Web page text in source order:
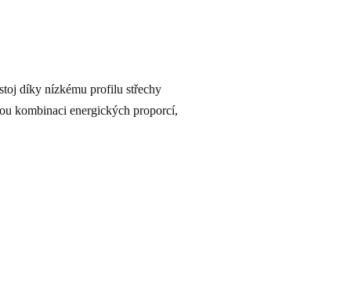
díky nízkému profilu střechy
kombinaci energických proporcí,